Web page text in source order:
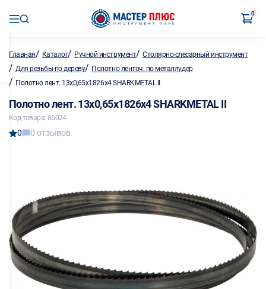
0
Главная/ Каталог/ Ручной инструмент/Столярно-слесарный инструмент
/ Для резьбы по дереву/ Полотно ленточ. по металлу,дер
/ Полотно лент. 13х0,65х1826х4 SHARKMETAL II
Полотно лент. 13х0,65х1826х4 SHARKMETAL II
Код товара: 86024
0 0 отзывов